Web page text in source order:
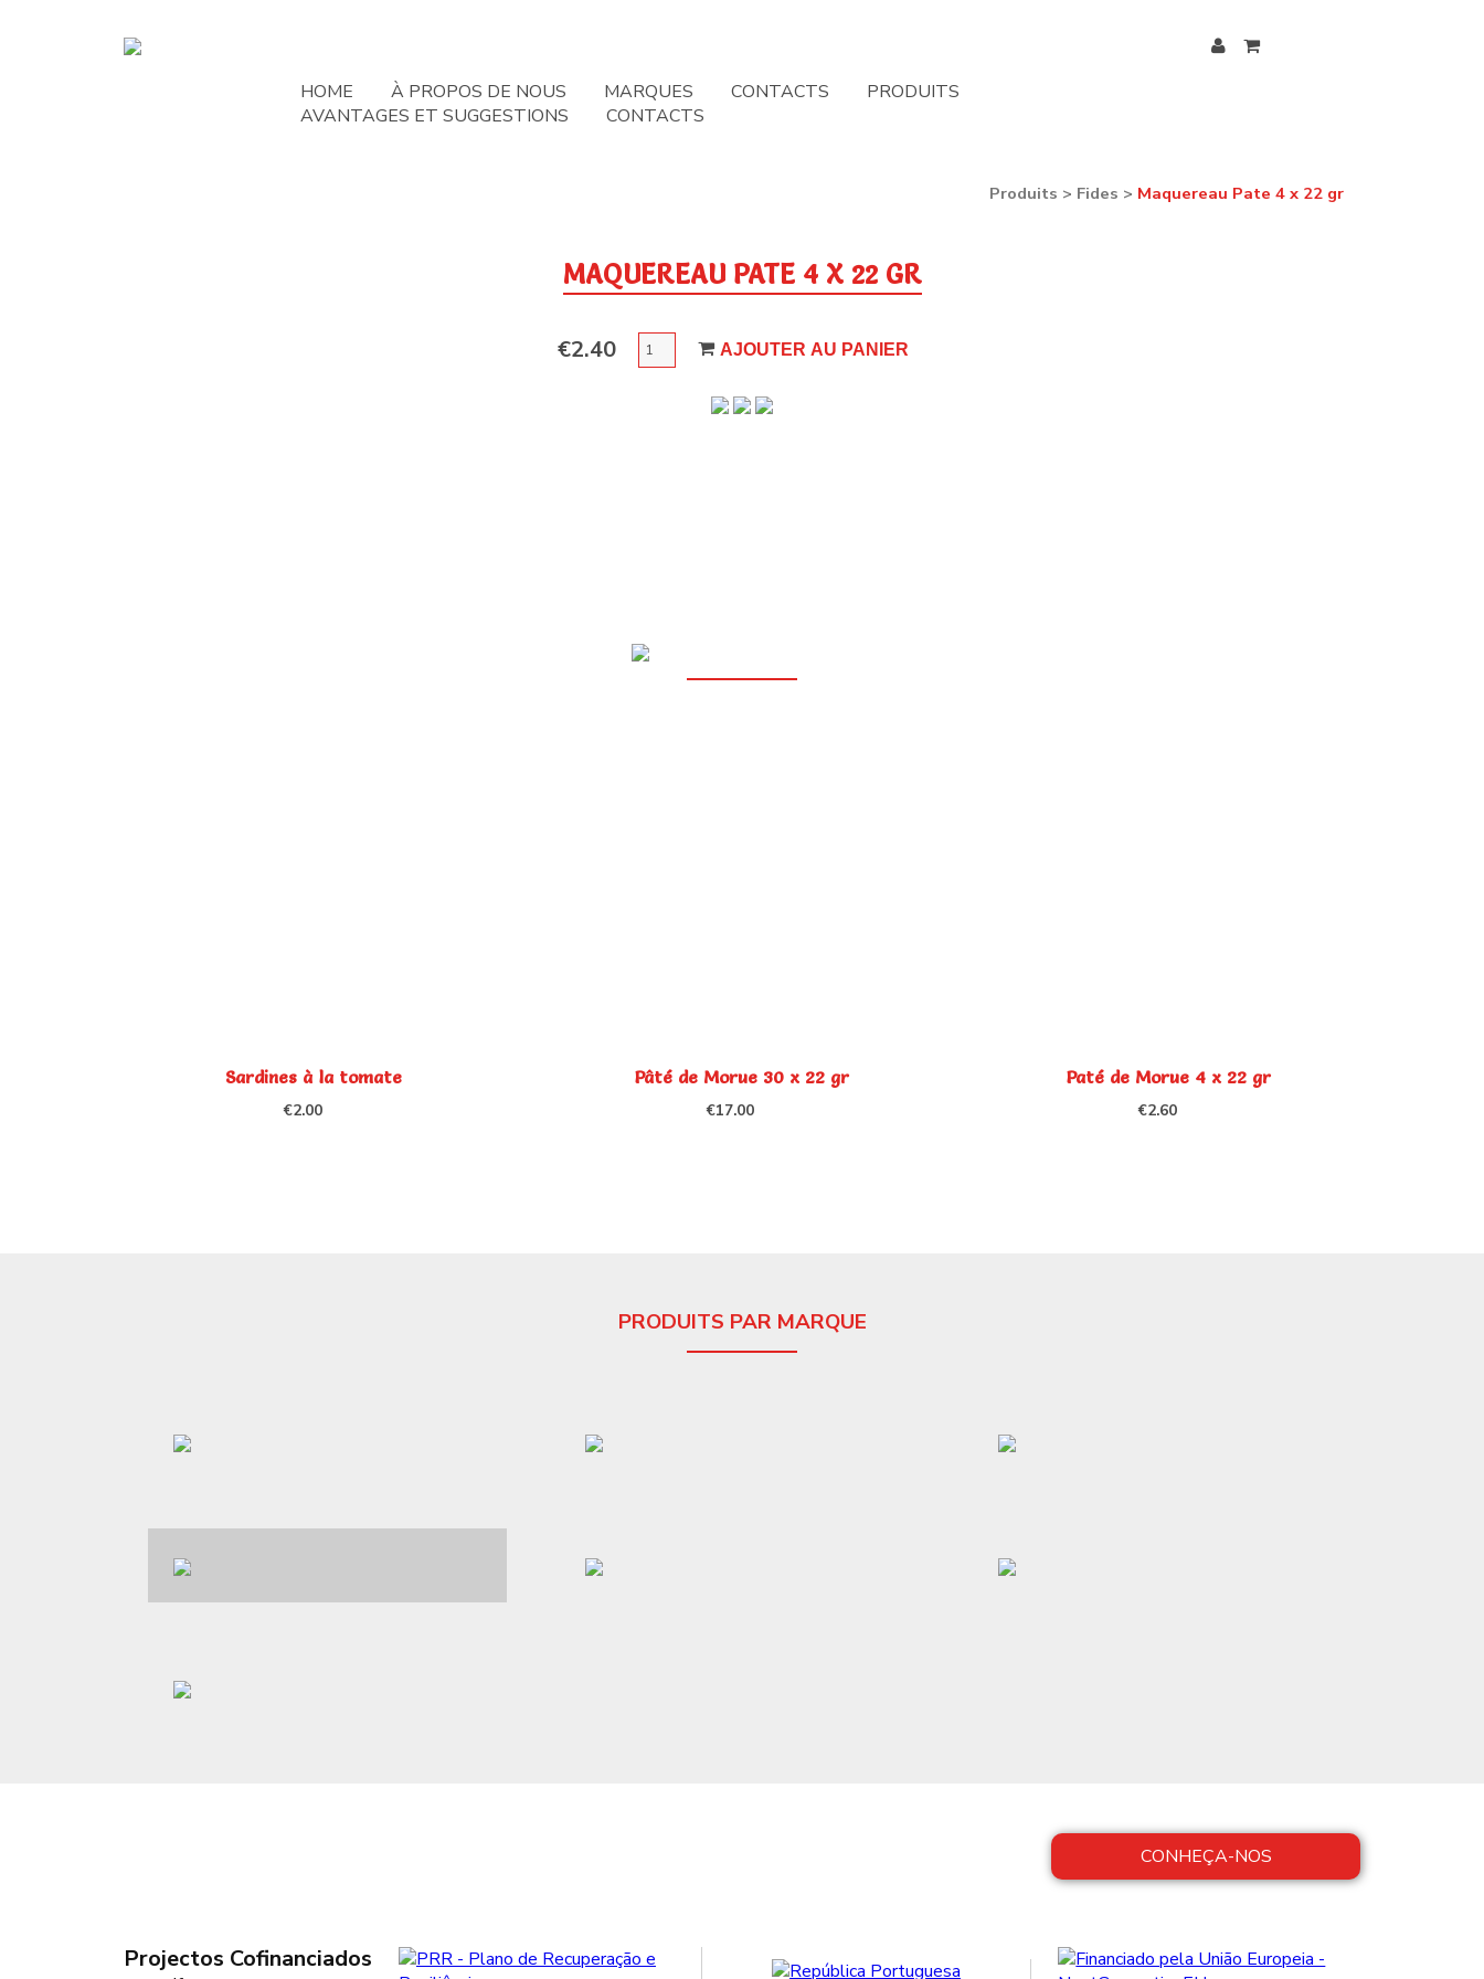
HOME À PROPOS DE NOUS MARQUES CONTACTS
PRODUITS
AVANTAGES ET SUGGESTIONS
CONTACTS
Produits > Fides > Maquereau Pate 4 x 22 gr
MAQUEREAU PATE 4 X 22 GR
€2.40 QUANTITÉ AJOUTER AU PANIER
Sardines à la tomate
€2.00
Pâté de Morue 30 x 22 gr
€17.00
Paté de Morue 4 x 22 gr
€2.60
PRODUITS PAR MARQUE
CONHEÇA-NOS
Projectos Cofinanciados